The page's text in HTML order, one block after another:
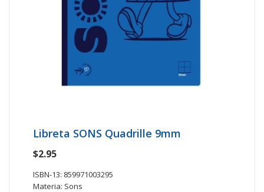
Libreta SONS Quadrille 9mm
$2.95
ISBN-13: 859971003295
Materia: Sons